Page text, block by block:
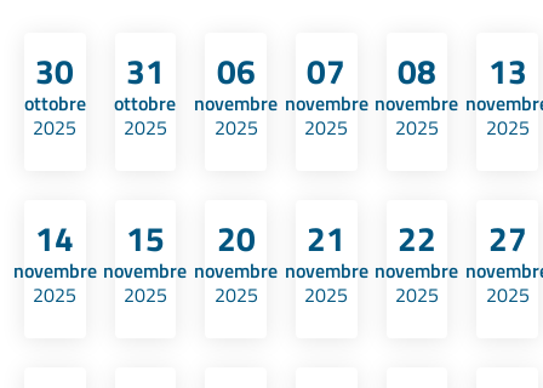
30
ottobre
2025
31
ottobre
2025
06
novembre
2025
07
novembre
2025
08
novembre
2025
13
2025
14
novembre
2025
15
novembre
2025
20
novembre
2025
21
novembre
2025
22
novembre
2025
27
2025